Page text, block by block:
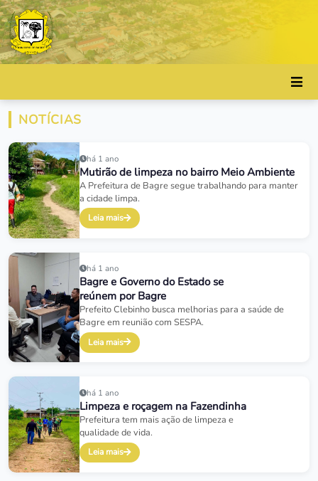
NOTÍCIAS
há 1 ano
Mutirão de limpeza no bairro Meio Ambiente
A Prefeitura de Bagre segue trabalhando para manter
a cidade limpa.
Leia mais
há 1 ano
Bagre e Governo do Estado se
reúnem por Bagre
Prefeito Clebinho busca melhorias para a saúde de
Bagre em reunião com SESPA.
Leia mais
há 1 ano
Limpeza e roçagem na Fazendinha
Prefeitura tem mais ação de limpeza e
qualidade de vida.
Leia mais